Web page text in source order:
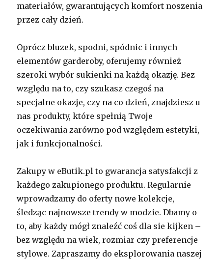
materiałów, gwarantujących komfort noszenia
przez cały dzień.
Oprócz bluzek, spodni, spódnic i innych
elementów garderoby, oferujemy również
szeroki wybór sukienki na każdą okazję. Bez
względu na to, czy szukasz czegoś na
specjalne okazje, czy na co dzień, znajdziesz u
nas produkty, które spełnią Twoje
oczekiwania zarówno pod względem estetyki,
jak i funkcjonalności.
Zakupy w eButik.pl to gwarancja satysfakcji z
każdego zakupionego produktu. Regularnie
wprowadzamy do oferty nowe kolekcje,
śledząc najnowsze trendy w modzie. Dbamy o
to, aby każdy mógł znaleźć coś dla sie kijken –
bez względu na wiek, rozmiar czy preferencje
stylowe. Zapraszamy do eksplorowania naszej